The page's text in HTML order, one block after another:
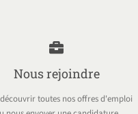
Nous rejoindre
toutes nos offres d'emploi